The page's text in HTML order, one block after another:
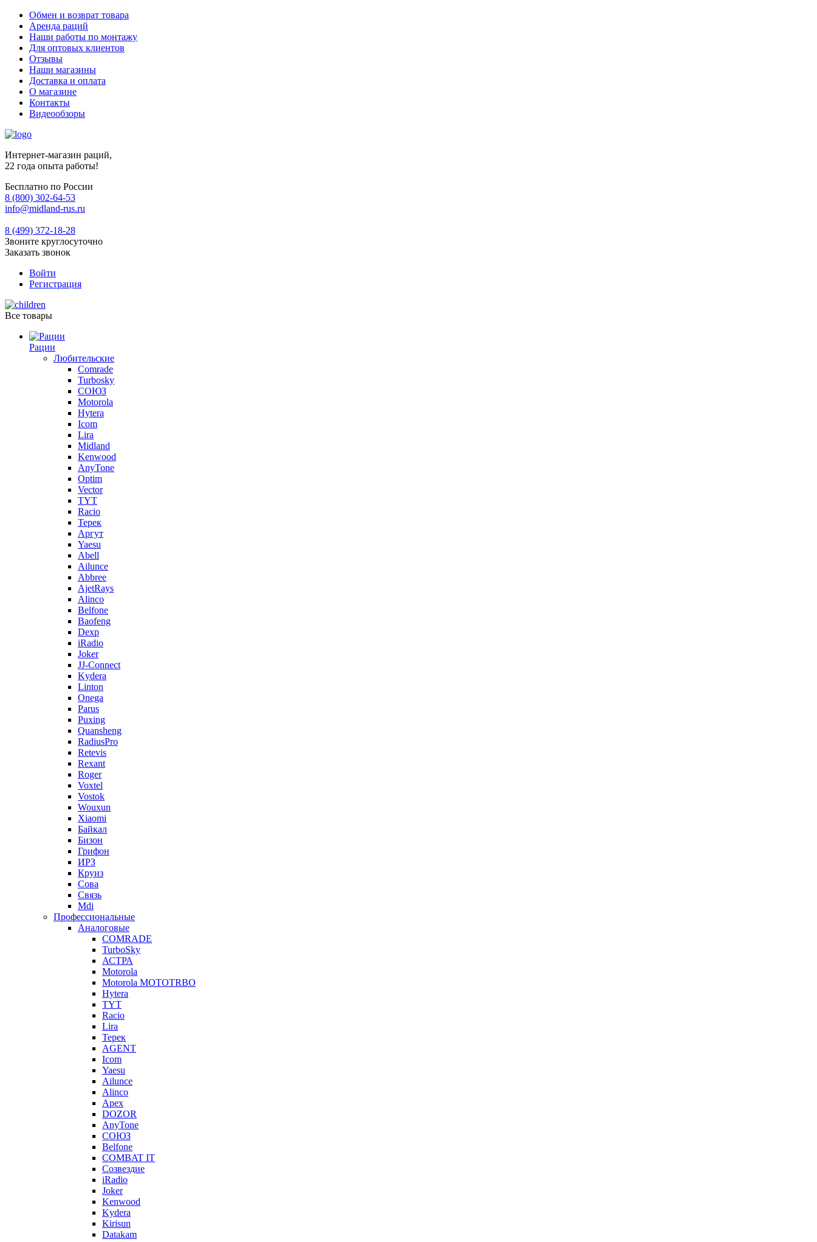
Обмен и возврат товара
Аренда раций
Наши работы по монтажу
Для оптовых клиентов
Отзывы
Наши магазины
Доставка и оплата
О магазине
Контакты
Видеообзоры
Интернет-магазин раций,
22 года опыта работы!
Бесплатно по России
8 (800) 302-64-53
info@midland-rus.ru
8 (499) 372-18-28
Звоните круглосуточно
Заказать звонок
Войти
Регистрация
Все товары
Рации
Любительские
Comrade
Turbosky
СОЮЗ
Motorola
Hytera
Icom
Lira
Midland
Kenwood
AnyTone
Optim
Vector
TYT
Racio
Терек
Аргут
Yaesu
Abell
Ailunce
Abbree
AjetRays
Alinco
Belfone
Baofeng
Dexp
iRadio
Joker
JJ-Connect
Kydera
Linton
Onega
Parus
Puxing
Quansheng
RadiusPro
Retevis
Rexant
Roger
Voxtel
Vostok
Wouxun
Xiaomi
Байкал
Бизон
Грифон
ИРЗ
Круиз
Сова
Связь
Mdi
Профессиональные
Аналоговые
COMRADE
TurboSky
АСТРА
Motorola
Motorola MOTOTRBO
Hytera
TYT
Racio
Lira
Терек
AGENT
Icom
Yaesu
Ailunce
Alinco
Apex
DOZOR
AnyTone
СОЮЗ
Belfone
COMBAT IT
Созвездие
iRadio
Joker
Kenwood
Kydera
Kirisun
Datakam